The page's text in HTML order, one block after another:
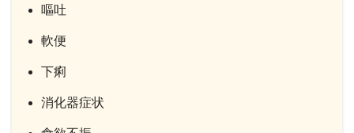
嘔吐
軟便
下痢
消化器症状